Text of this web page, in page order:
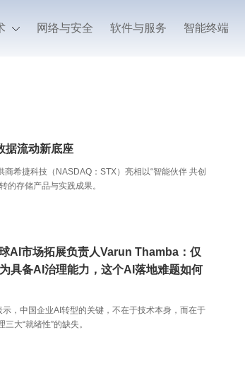
网络与安全 软件与服务 智能终端
据流动新底座
希捷科技（NASDAQ：STX）亮相以“智能伙伴 共创
的存储产品与实践成果。
AI市场拓展负责人Varun Thamba：仅
具备AI治理能力，这个AI落地难题如何
，中国企业AI转型的关键，不在于技术本身，而在于
大“就绪性”的缺失。